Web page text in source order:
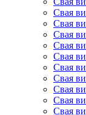
Свая
Свая
Свая
Свая
Свая
Свая
Свая
Свая
Свая
Свая